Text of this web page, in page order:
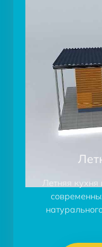
Летняя кухня